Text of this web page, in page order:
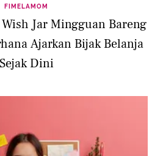
FIMELAMOM
Jar Mingguan Bareng
Ajarkan Bijak Belanja
Sejak Dini